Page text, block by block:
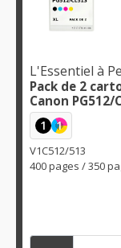
L'Essentiel à
Pack de 2
Canon
1 1
V1C512/513
400 pages / 350